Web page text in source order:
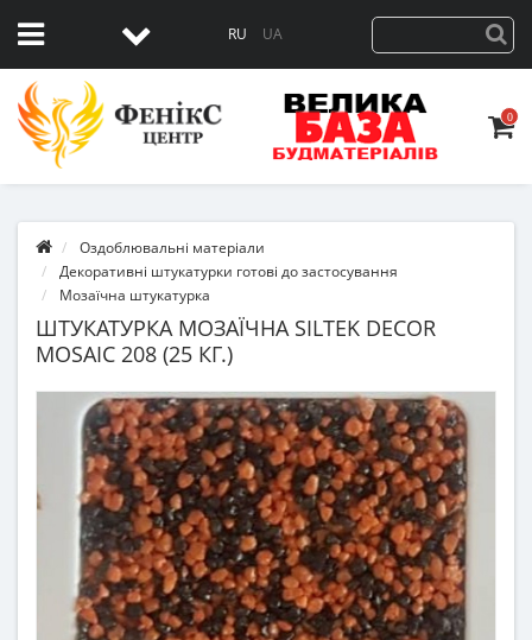
RU UA
0
Оздоблювальні матеріали
Декоративні штукатурки готові до застосування
Мозаїчна штукатурка
ШТУКАТУРКА МОЗАЇЧНА SILTEK DECOR
MOSAIC 208 (25 КГ.)